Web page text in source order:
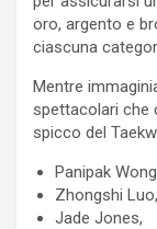
oro, argento e
ciascuna
Mentre
spettacolari che
spicco del
Panipak
Zhongshi Luo,
Jade Jones,